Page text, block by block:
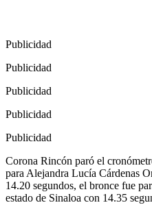
Publicidad
Publicidad
Publicidad
Publicidad
Publicidad
Corona Rincón paró el
para Alejandra Lucía Cárdenas
14.20 segundos, el bronce fue
estado de Sinaloa con 14.35